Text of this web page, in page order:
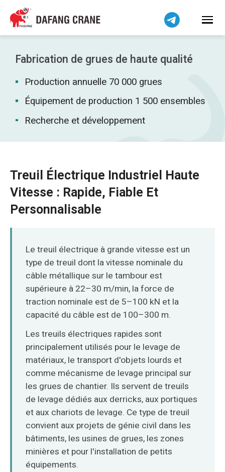
Fabrication de grues de haute qualité
Production annuelle 70 000 grues
Équipement de production 1 500 ensembles
Recherche et développement
Treuil Électrique Industriel Haute
Vitesse : Rapide, Fiable Et
Personnalisable
Le treuil électrique à grande vitesse est un
type de treuil dont la vitesse nominale du
câble métallique sur le tambour est
supérieure à 22–30 m/min, la force de
traction nominale est de 5–100 kN et la
capacité du câble est de 100–300 m.
Les treuils électriques rapides sont
principalement utilisés pour le levage de
matériaux, le transport d'objets lourds et
comme mécanisme de levage principal sur
les grues de chantier. Ils servent de treuils
de levage dédiés aux derricks, aux portiques
et aux chariots de levage. Ce type de treuil
convient aux projets de génie civil dans les
bâtiments, les usines de grues, les zones
minières et pour l'installation de petits
équipements.
Bahasa Indonesia
Bahasa Melayu
Tiếng Việt
简体中文
فارسی
Pilipino
اردو
Беларуская мова
Kiswahili
Dansk
Norsk
O‘zbekcha